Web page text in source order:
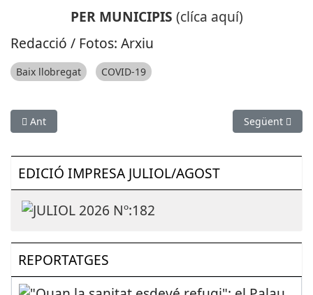
PER MUNICIPIS (clíca aquí)
Redacció / Fotos: Arxiu
Baix llobregat COVID-19
Article anterior: Alcaldes i alcaldesses del Baix reclamen
Ant Article
Següent
EDICIÓ IMPRESA JULIOL/AGOST
REPORTATGES